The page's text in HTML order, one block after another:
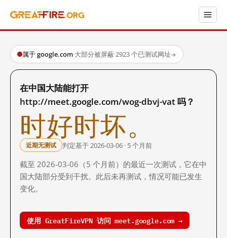
属于 google.com·大部分被屏蔽·2923 个已测试网址→
在中国大陆能打开
http://meet.google.com/wog-dbvj-vat 吗？
时好时坏。
近期无测试 判定基于 2026-03-06 · 5 个月前
截至 2026-03-06（5 个月前）的最近一次测试，它在中
国大陆部分受到干扰。此后未再测试，情况可能已发生
变化。
使用 GreatFireVPN 访问 meet.google.com →